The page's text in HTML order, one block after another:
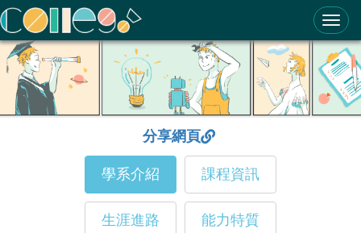
ColleGo! 大學選才與高中育才輔助系統
分享網頁
學系介紹 課程資訊
生涯進路 能力特質